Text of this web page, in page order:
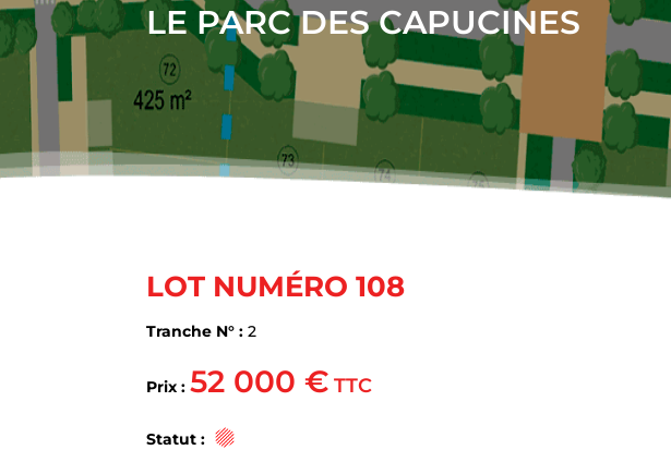
LE PARC DES CAPUCINES
LOT NUMÉRO 108
Tranche N° :2
Prix :52 000 € TTC
Statut :